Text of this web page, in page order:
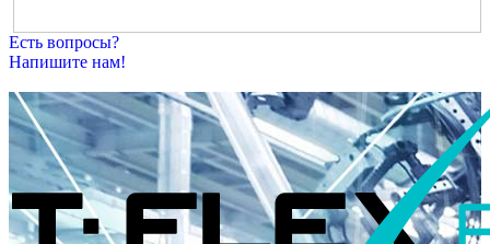
Есть вопросы?
Напишите нам!